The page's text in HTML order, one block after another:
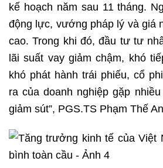
kế hoạch năm sau 11 tháng.
động lực, vướng pháp lý và giá
cao. Trong khi đó, đầu tư tư
lãi suất vay giảm chậm, khó
khó phát hành trái phiếu, cổ
ra của doanh nghiệp gặp
giảm sút”, PGS.TS Phạm Thế